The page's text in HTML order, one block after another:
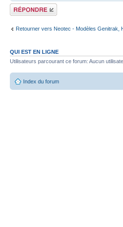
Répondre
Retourner vers Neotec - Modèles Genitrak,
QUI EST EN LIGNE
Utilisateurs parcourant ce forum: Aucun
Index du forum